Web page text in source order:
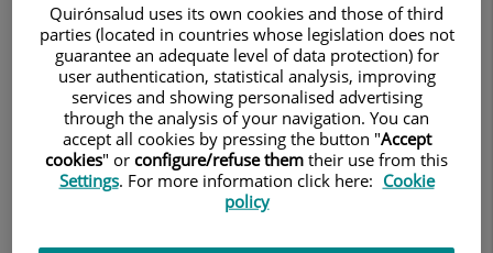
NataliaJuan Serra
JEFE/A SERVICIO MEDICINA INTERNA
MEDICINA INTERNA
Pedir cita
Quirónsalud uses its own cookies and those of third
parties (located in countries whose legislation does not
guarantee an adequate level of data protection) for
user authentication, statistical analysis, improving
services and showing personalised advertising
through the analysis of your navigation. You can
accept all cookies by pressing the button "Accept
cookies" or configure/refuse them their use from this
Settings. For more information click here: Cookie
policy